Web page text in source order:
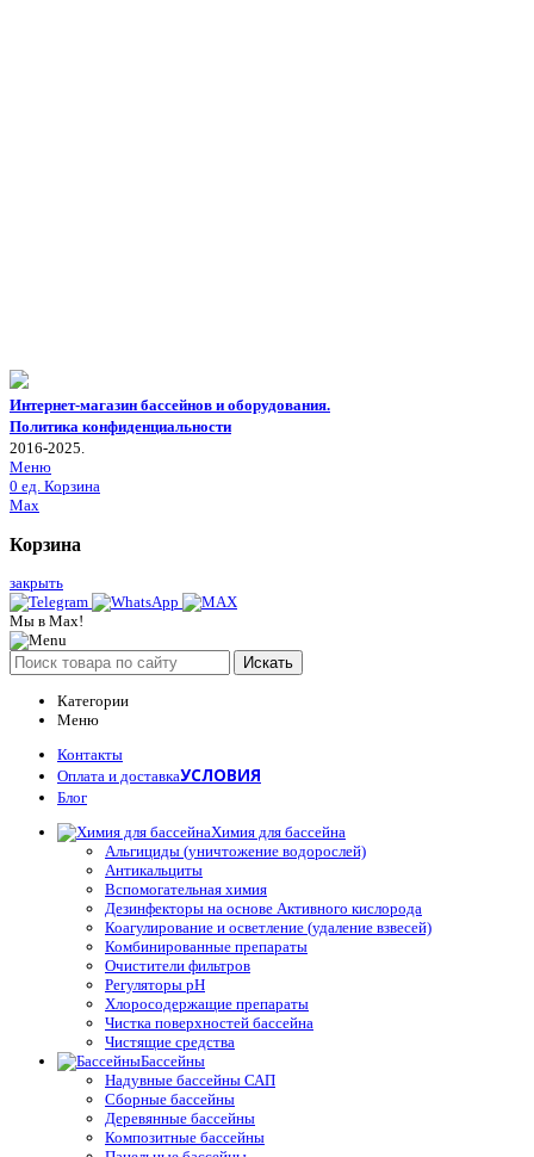
Интернет-магазин бассейнов и оборудования.
Политика конфиденциальности
2016-2025.
Меню
0 ед. Корзина
Max
Корзина
закрыть
Мы в Max!
Искать
Категории
Меню
Контакты
Оплата и доставкаУСЛОВИЯ
Блог
Химия для бассейна
Альгициды (уничтожение водорослей)
Антикальциты
Вспомогательная химия
Дезинфекторы на основе Активного кислорода
Коагулирование и осветление (удаление взвесей)
Комбинированные препараты
Очистители фильтров
Регуляторы pH
Хлоросодержащие препараты
Чистка поверхностей бассейна
Чистящие средства
Бассейны
Надувные бассейны САП
Сборные бассейны
Деревянные бассейны
Композитные бассейны